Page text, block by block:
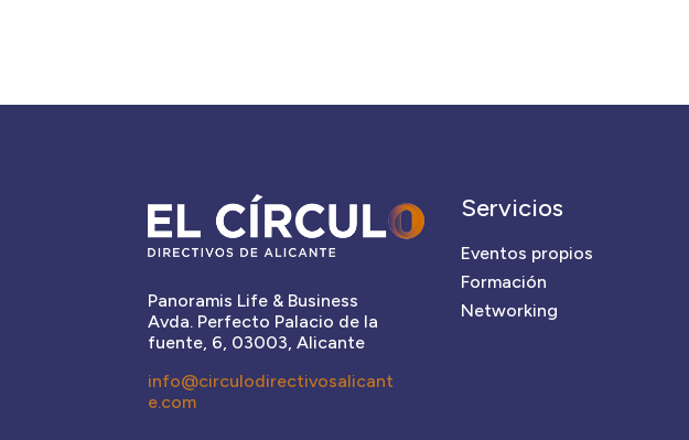
Panoramis Life & Business
Avda. Perfecto Palacio de la
fuente, 6, 03003, Alicante
info@circulodirectivosalicant
e.com
Servicios
Eventos propios
Formación
Networking